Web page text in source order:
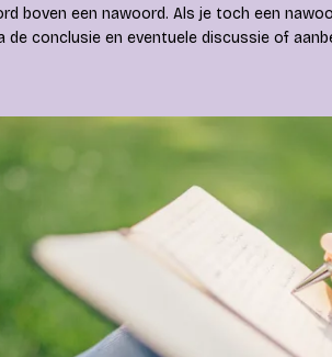
boven een nawoord. Als je toch een
conclusie en eventuele discussie of